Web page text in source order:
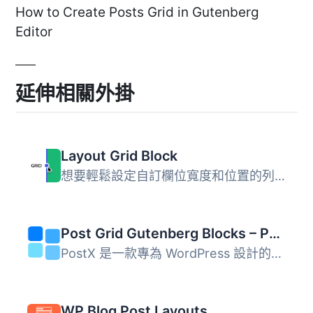
How to Create Posts Grid in Gutenberg
Editor
延伸相關外掛
Layout Grid Block
想要輕鬆設定自訂欄位寬度和位置的列排版嗎？也許您想要在文...
Post Grid Gutenberg Blocks – PostX
PostX 是一款專為 WordPress 設計的外掛，提供現代化的新聞、...